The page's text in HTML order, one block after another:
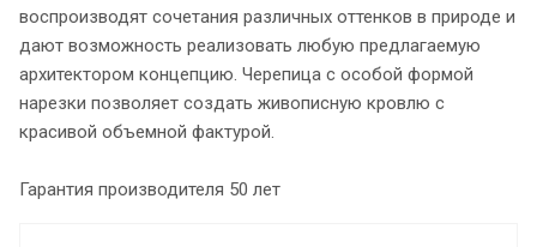
воспроизводят сочетания различных оттенков в природе и
дают возможность реализовать любую предлагаемую
архитектором концепцию. Черепица с особой формой
нарезки позволяет создать живописную кровлю с
красивой объемной фактурой.
Гарантия производителя 50 лет